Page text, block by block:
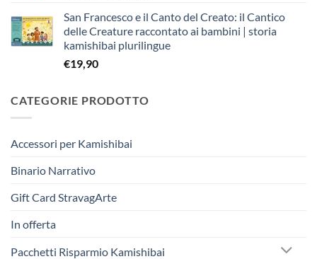
originale
era:
€263,40.
attuale
è:
€250,00.
San Francesco e il Canto del Creato: il Cantico
delle Creature raccontato ai bambini | storia
kamishibai plurilingue
€19,90
CATEGORIE PRODOTTO
Accessori per Kamishibai
Binario Narrativo
Gift Card StravagArte
In offerta
Pacchetti Risparmio Kamishibai